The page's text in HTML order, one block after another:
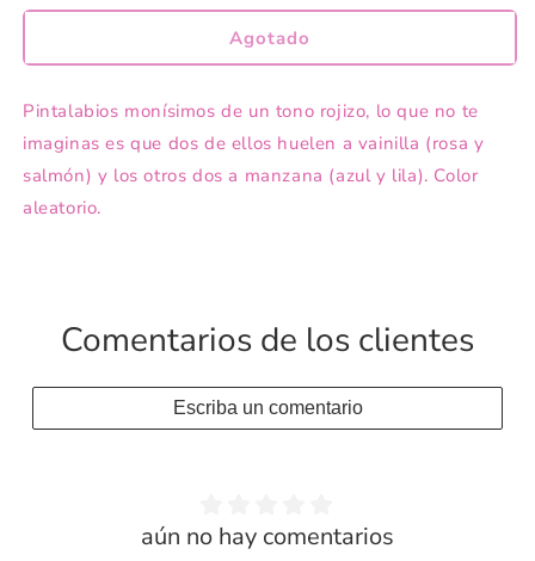
para
pintalabios
and
ME
para
TOPModel
pintalabios
and
ME
Agotado
Pintalabios monísimos de un tono rojizo, lo que no te
imaginas es que dos de ellos huelen a vainilla (rosa y
salmón) y los otros dos a manzana (azul y lila). Color
aleatorio.
Comentarios de los clientes
Escriba un comentario
aún no hay comentarios